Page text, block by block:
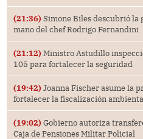
(21:36) Simone Biles descubrió la
mano del chef Rodrigo Fernandini
(21:12) Ministro Astudillo
105 para fortalecer la seguridad
(19:42) Joanna Fischer asume la
fortalecer la fiscalización
(19:02) Gobierno autoriza
Caja de Pensiones Militar Policial